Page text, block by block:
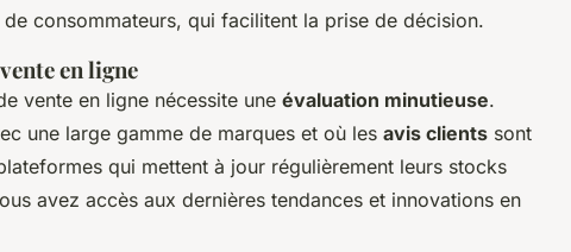
consommateurs, qui facilitent la prise de décision.
en ligne
vente en ligne nécessite une évaluation minutieuse.
une large gamme de marques et où les avis clients sont
qui mettent à jour régulièrement leurs stocks
avez accès aux dernières tendances et innovations en